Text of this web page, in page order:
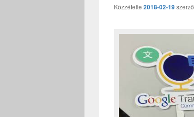
Közzétette 2018-02-19szerző